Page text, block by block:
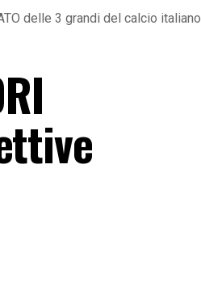
delle 3 grandi del calcio italiano